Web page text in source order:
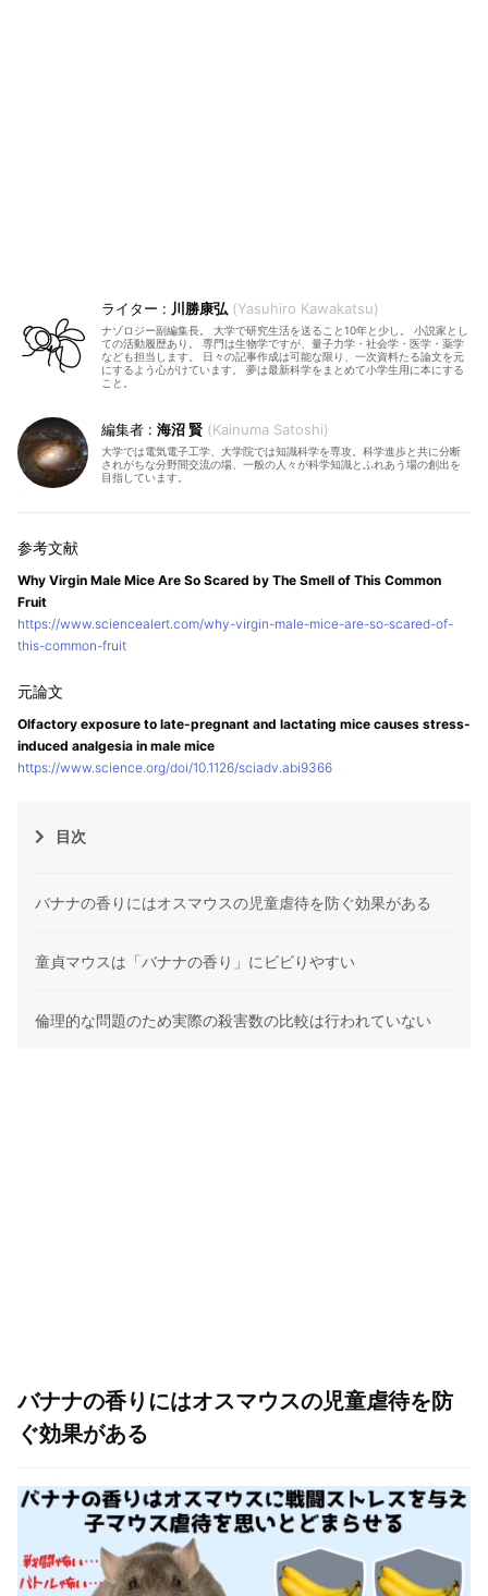
川勝康弘 Yasuhiro Kawakatsu
ナゾロジー副編集長。 大学で研究生活を送ること10年と少し。 小説家とし
ての活動履歴あり。 専門は生物学ですが、量子力学・社会学・医学・薬学
なども担当します。 日々の記事作成は可能な限り、一次資料たる論文を元
にするよう心がけています。 夢は最新科学をまとめて小学生用に本にする
こと。
海沼 賢 Kainuma Satoshi
大学では電気電子工学、大学院では知識科学を専攻。科学進歩と共に分断
されがちな分野間交流の場、一般の人々が科学知識とふれあう場の創出を
目指しています。
Why Virgin Male Mice Are So Scared by The Smell of This Common
Fruit
https://www.sciencealert.com/why-virgin-male-mice-are-so-scared-of-
this-common-fruit
Olfactory exposure to late-pregnant and lactating mice causes stress-
induced analgesia in male mice
https://www.science.org/doi/10.1126/sciadv.abi9366
目次
バナナの香りにはオスマウスの児童虐待を防ぐ効果がある
童貞マウスは「バナナの香り」にビビりやすい
倫理的な問題のため実際の殺害数の比較は行われていない
バナナの香りにはオスマウスの児童虐待を防
ぐ効果がある